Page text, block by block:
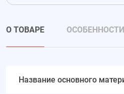
О ТОВАРЕ
Название основного